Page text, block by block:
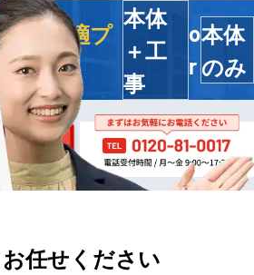
ぐ
最適プ
す
本体
＋工
事
o
r
本体
のみ
任せください